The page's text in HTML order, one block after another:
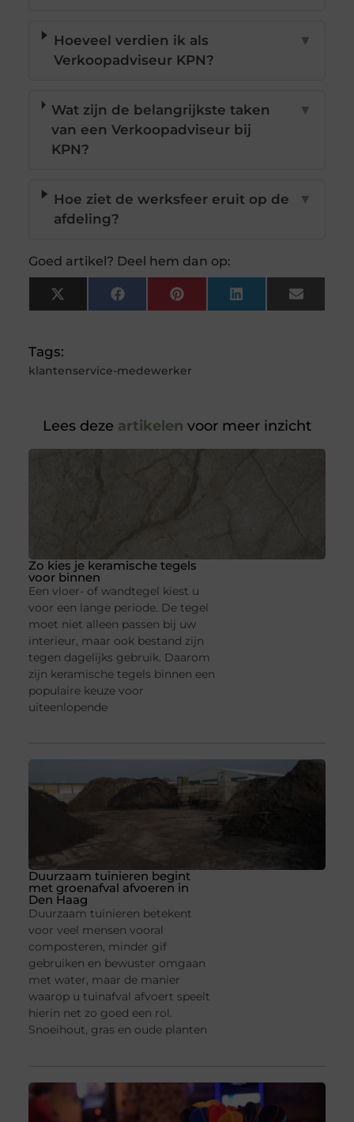
Hoeveel verdien ik als
Verkoopadviseur KPN?
▼
Wat zijn de belangrijkste taken
van een Verkoopadviseur bij
KPN?
▼
Hoe ziet de werksfeer eruit op de
afdeling?
▼
Goed artikel? Deel hem dan op:
X
(Twitter)
FacebookPinterestLinkedInEmail
Tags:
klantenservice-medewerker
Lees deze artikelen voor meer inzicht
Zo kies je keramische tegels
voor binnen
Een vloer- of wandtegel kiest u
voor een lange periode. De tegel
moet niet alleen passen bij uw
interieur, maar ook bestand zijn
tegen dagelijks gebruik. Daarom
zijn keramische tegels binnen een
populaire keuze voor
uiteenlopende
Duurzaam tuinieren begint
met groenafval afvoeren in
Den Haag
Duurzaam tuinieren betekent
voor veel mensen vooral
composteren, minder gif
gebruiken en bewuster omgaan
met water, maar de manier
waarop u tuinafval afvoert speelt
hierin net zo goed een rol.
Snoeihout, gras en oude planten